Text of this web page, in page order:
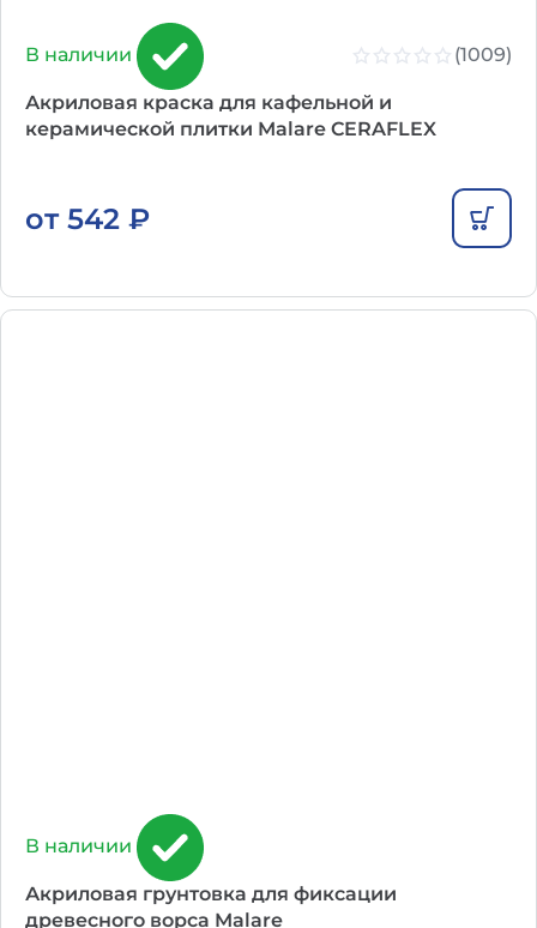
В наличии (1009)
Акриловая краска для кафельной и
керамической плитки Malare CERAFLEX
от 542 ₽
В наличии
Акриловая грунтовка для фиксации
древесного ворса Malare